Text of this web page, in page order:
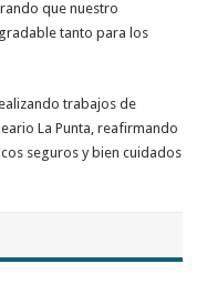
que nuestro
tanto para los
trabajos de
La Punta, reafirmando
seguros y bien cuidados